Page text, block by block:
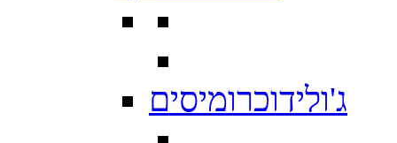
ג'ולידוכרומיסים